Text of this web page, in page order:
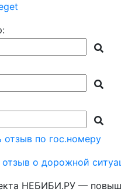
отзыв по гос.номеру
отзыв о дорожной
НЕБИБИ.РУ —